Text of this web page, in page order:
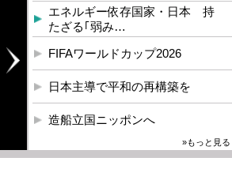
エネルギー依存国家・日本 持
たざる｢弱み…
FIFAワールドカップ2026
日本主導で平和の再構築を
造船立国ニッポンへ
»もっと見る